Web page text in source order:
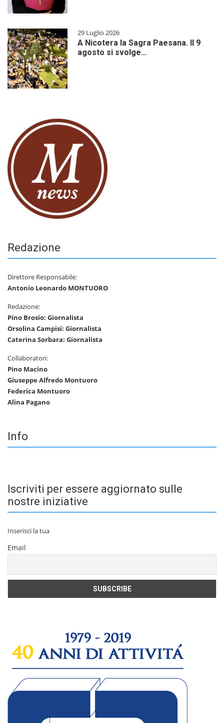
29 Luglio 2026
A Nicotera la Sagra Paesana. Il 9
agosto si svolge…
Redazione
Direttore Responsabile:
Antonio Leonardo MONTUORO
Redazione:
Pino Brosio: Giornalista
Orsolina Campisi: Giornalista
Caterina Sorbara: Giornalista
Collaboratori:
Pino Macino
Giuseppe Alfredo Montuoro
Federica Montuoro
Alina Pagano
Info
Iscriviti per essere aggiornato sulle
nostre iniziative
Inserisci la tua
Email